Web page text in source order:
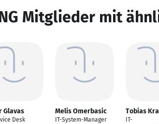
Mitglieder mit
Glavas
Desk
Melis Omerbasic
IT-System-Manager
Tobias
IT-